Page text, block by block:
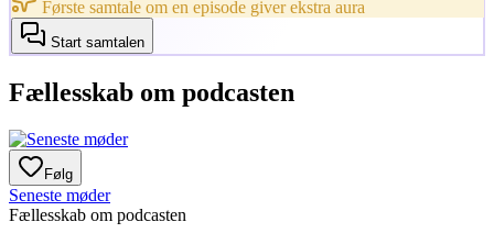
Første samtale om en episode giver ekstra aura
Start samtalen
Fællesskab om podcasten
Følg
Seneste møder
Fællesskab om podcasten